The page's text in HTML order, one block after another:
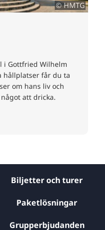
© HMTG
i Gottfried Wilhelm
hållplatser får du ta
om hans liv och
att dricka.
Biljetter och turer
Paketlösningar
Grupperbjudanden